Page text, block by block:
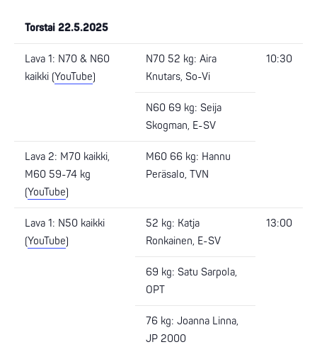
Torstai 22.5.2025
Lava 1: N70 & N60
kaikki (YouTube)
N70 52 kg: Aira
Knutars, So-Vi
10:30
N60 69 kg: Seija
Skogman, E-SV
Lava 2: M70 kaikki,
M60 59-74 kg
(YouTube)
M60 66 kg: Hannu
Peräsalo, TVN
Lava 1: N50 kaikki
(YouTube)
52 kg: Katja
Ronkainen, E-SV
13:00
69 kg: Satu Sarpola,
OPT
76 kg: Joanna Linna,
JP 2000